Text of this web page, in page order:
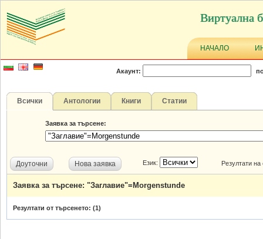
Виртуална
НАЧАЛО
Акаунт:
Всички Антологии Книги Статии
Заявка за търсене:
Доуточни Нова заявка Език: Резултати
Заявка за търсене: "Заглавие"=Morgenstunde
Резултати от търсенето: (1)